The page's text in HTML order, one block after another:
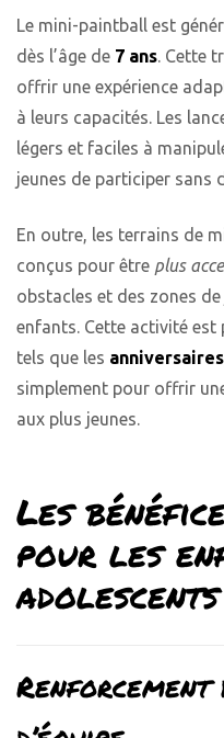
Le mini-paintball est
dès l’âge de 7 ans. Cette
offrir une expérience
à leurs capacités. Les
légers et faciles à
jeunes de participer sans
En outre, les terrains de
conçus pour être plus
obstacles et des zones
enfants. Cette activité est
tels que les anniversaires
simplement pour offrir
aux plus jeunes.
Les
pour les
adolescents